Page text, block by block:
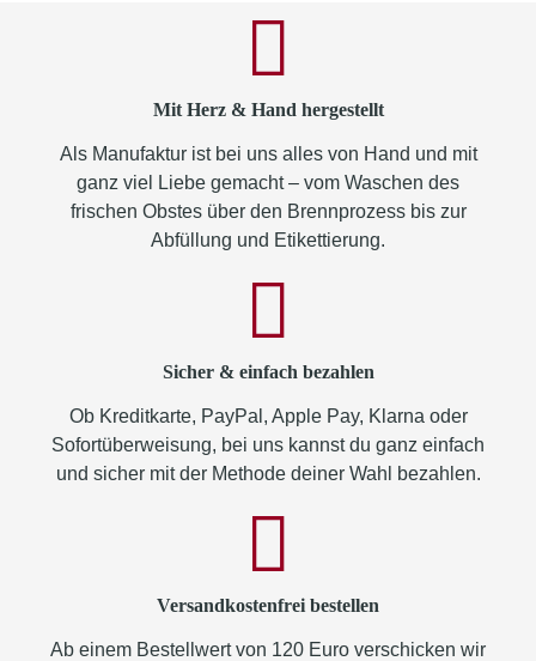
Mit Herz & Hand hergestellt
Als Manufaktur ist bei uns alles von Hand und mit
ganz viel Liebe gemacht – vom Waschen des
frischen Obstes über den Brennprozess bis zur
Abfüllung und Etikettierung.
Sicher & einfach bezahlen
Ob Kreditkarte, PayPal, Apple Pay, Klarna oder
Sofortüberweisung, bei uns kannst du ganz einfach
und sicher mit der Methode deiner Wahl bezahlen.
Versandkostenfrei bestellen
Ab einem Bestellwert von 120 Euro verschicken wir